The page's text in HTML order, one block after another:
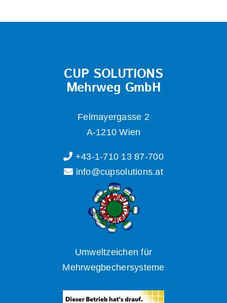
CUP SOLUTIONS
Mehrweg GmbH
Felmayergasse 2
A-1210 Wien
+43-1-710 13 87-700
info@cupsolutions.at
Umweltzeichen für
Mehrwegbechersysteme